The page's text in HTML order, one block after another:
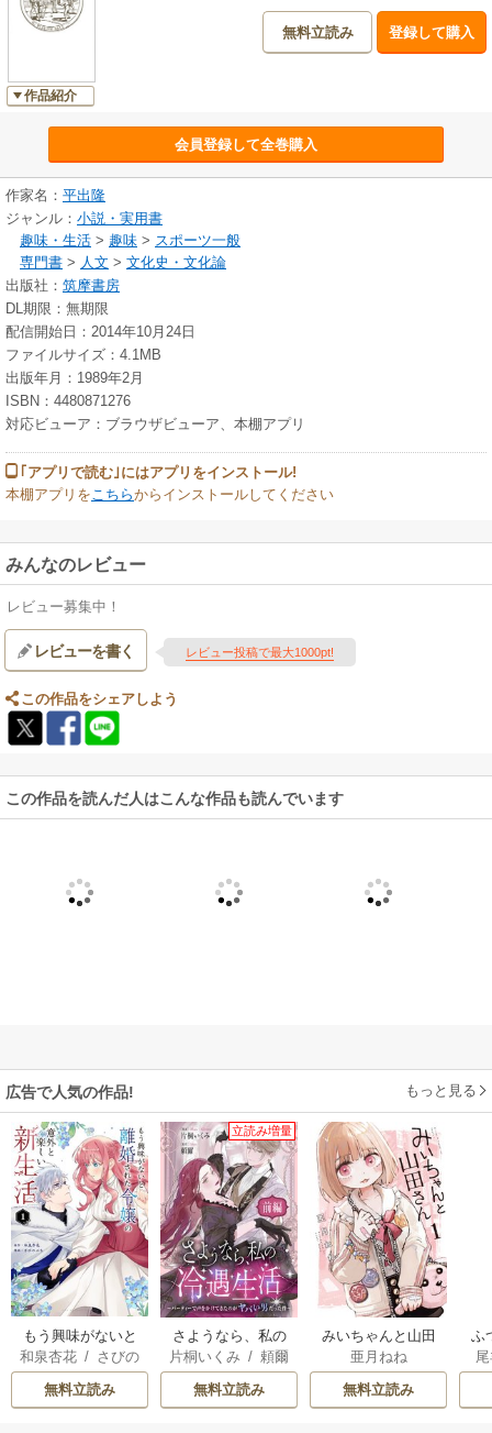
作品紹介
無料立読み 登録して購入
会員登録して全巻購入
作家名： 平出隆
ジャンル： 小説・実用書
趣味・生活 > 趣味 > スポーツ一般
専門書 > 人文 > 文化史・文化論
出版社： 筑摩書房
DL期限：無期限
配信開始日：2014年10月24日
ファイルサイズ：4.1MB
出版年月：1989年2月
ISBN：4480871276
対応ビューア：ブラウザビューア、本棚アプリ
｢アプリで読む｣にはアプリをインストール!
本棚アプリを こちらからインストールしてください
みんなのレビュー
レビュー募集中！
レビューを書く レビュー投稿で最大1000pt!
この作品をシェアしよう
この作品を読んだ人はこんな作品も読んでいます
広告で人気の作品! もっと見る
もう興味がないと
離婚された令嬢の
意外と楽しい新生
活
和泉杏花 / さびの
ぶち
無料立読み
立読み増量
さようなら、私の
冷遇生活 ～パーテ
ィーで声をかけて
きたのがヤバい男
片桐いくみ / 頼爾
無料立読み
みいちゃんと山田
さん
亜月ねね
無料立読み
ふ